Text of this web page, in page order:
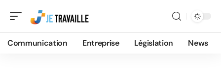
Communication Entreprise Législation News